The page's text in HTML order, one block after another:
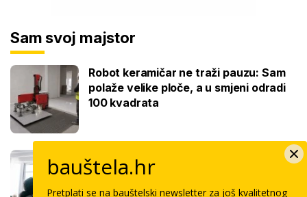
Sam svoj majstor
Robot keramičar ne traži pauzu: Sam
polaže velike ploče, a u smjeni odradi
100 kvadrata
Ovo je cijena kvadrata krečenja,
znamo i jeste li napravili dobro ako ste
čekali ljeto za ovaj posao
bauštela.hr
Pretplati se na bauštelski newsletter za još kvalitetnog